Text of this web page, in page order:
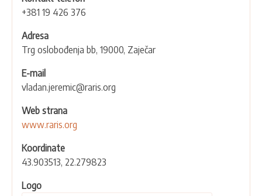
+381 19 426 376
Adresa
Trg oslobođenja bb, 19000, Zaječar
E-mail
vladan.jeremic@raris.org
Web strana
www.raris.org
Koordinate
43.903513, 22.279823
Logo